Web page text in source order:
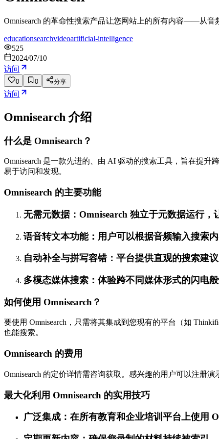
Omnisearch 的革命性搜索产品让您网站上的所有内容——从
educationsearchvideoartificial-intelligence
525
2024/07/10
访问
0 0 分享
访问
Omnisearch 介绍
什么是 Omnisearch？
Omnisearch 是一款先进的、由 AI 驱动的搜索工具，旨在提
易于访问和发现。
Omnisearch 的主要功能
无需元数据：Omnisearch 独立于元数据运行
语音转文本功能：用户可以根据音频输入搜索
自动补全与拼写容错：平台提供直观的搜索建
多模态媒体搜索：体验跨不同媒体形式的闪电
如何使用 Omnisearch？
要使用 Omnisearch，只需将其集成到您现有的平台（如
也能搜索。
Omnisearch 的费用
Omnisearch 的定价详情需咨询获取。感兴趣的用户可以注册
最大化利用 Omnisearch 的实用技巧
广泛集成：在所有教育和企业培训平台上使用